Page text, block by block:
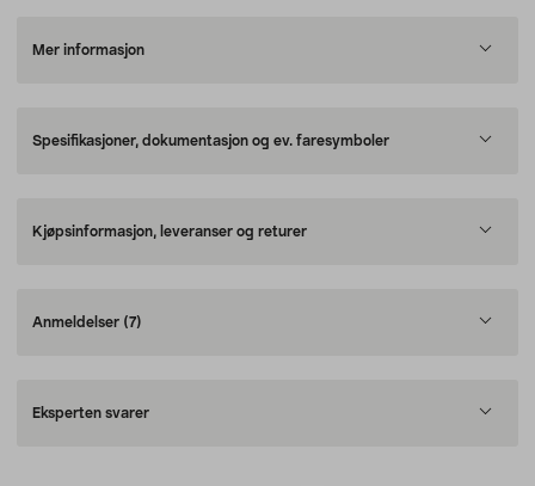
Mer informasjon
Spesifikasjoner, dokumentasjon og ev. faresymboler
Kjøpsinformasjon, leveranser og returer
Anmeldelser (7)
Eksperten svarer